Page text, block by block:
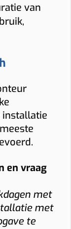
van
installatie
en vraag
met
met
te